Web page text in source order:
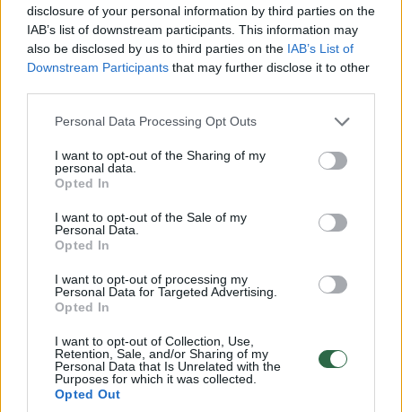
disclosure of your personal information by third parties on the
IAB’s list of downstream participants. This information may
also be disclosed by us to third parties on the IAB’s List of
Downstream Participants that may further disclose it to other
Personal Data Processing Opt Outs
I want to opt-out of the Sharing of my
personal data.
Opted In
I want to opt-out of the Sale of my
Personal Data.
Opted In
I want to opt-out of processing my
Personal Data for Targeted Advertising.
Opted In
I want to opt-out of Collection, Use,
Retention, Sale, and/or Sharing of my
Personal Data that Is Unrelated with the
Purposes for which it was collected.
Opted Out
Lrytas.lt
ateinantį sezoną papildys 28-erių metų
185 cm ūgio įžaidėjas Cassiusas
Winstonas.